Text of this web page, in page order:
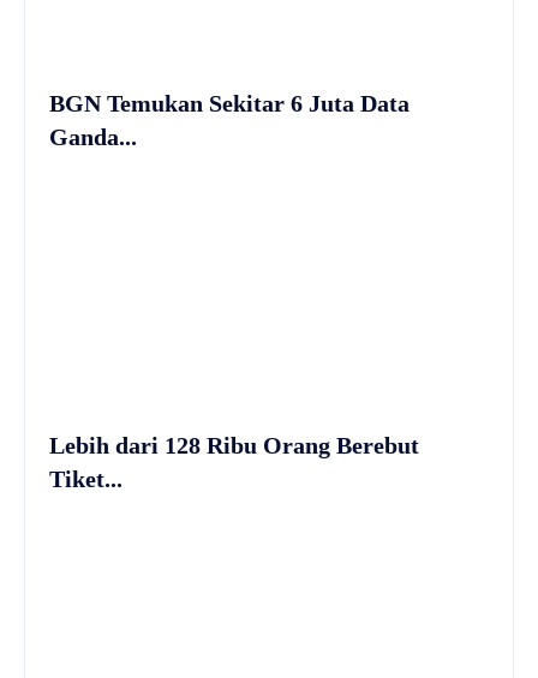
BGN Temukan Sekitar 6 Juta Data
Ganda...
Lebih dari 128 Ribu Orang Berebut
Tiket...